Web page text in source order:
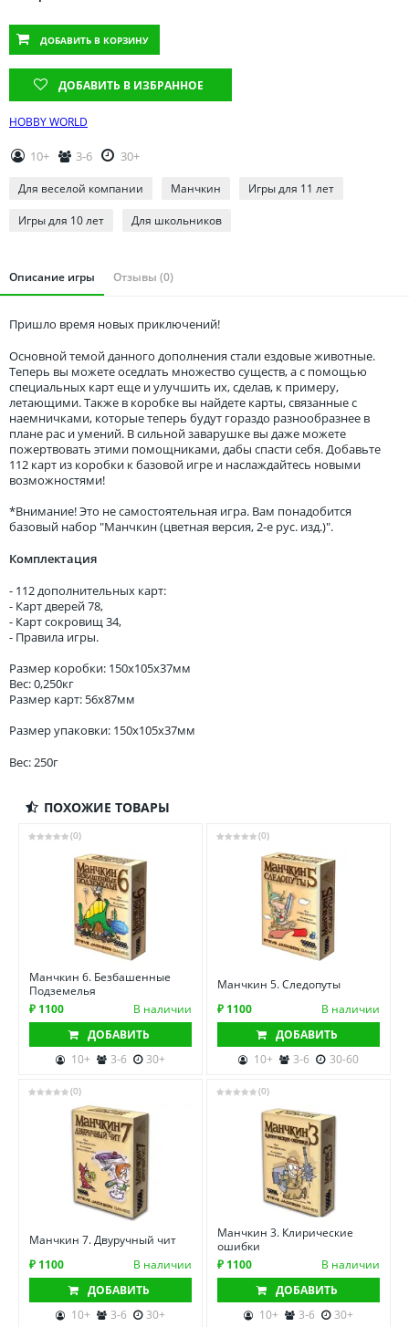
Томская область
Удмуртия
Ульяновская область
ДОБАВИТЬ В КОРЗИНУ
ДОБАВИТЬ В ИЗБРАННОЕ
HOBBY WORLD
10+ 3-6 30+
Для веселой компании Манчкин Игры для 11 лет
Игры для 10 лет Для школьников
Описание игры Отзывы (0)
Пришло время новых приключений!
Основной темой данного дополнения стали ездовые животные.
Теперь вы можете оседлать множество существ, а с помощью
специальных карт еще и улучшить их, сделав, к примеру,
летающими. Также в коробке вы найдете карты, связанные с
наемничками, которые теперь будут гораздо разнообразнее в
плане рас и умений. В сильной заварушке вы даже можете
пожертвовать этими помощниками, дабы спасти себя. Добавьте
112 карт из коробки к базовой игре и наслаждайтесь новыми
возможностями!
*Внимание! Это не самостоятельная игра. Вам понадобится
базовый набор "Манчкин (цветная версия, 2-е рус. изд.)".
Комплектация
- 112 дополнительных карт:
- Карт дверей 78,
- Карт сокровищ 34,
- Правила игры.
Размер коробки: 150x105x37мм
Вес: 0,250кг
Размер карт: 56х87мм
Размер упаковки: 150x105x37мм
Вес: 250г
ПОХОЖИЕ ТОВАРЫ
(0)
Манчкин 6. Безбашенные
Подземелья
₽ 1100
В наличии
ДОБАВИТЬ
10+
3-6 30+
(0)
Манчкин 5. Следопуты
₽ 1100
В наличии
ДОБАВИТЬ
10+
3-6 30-60
(0)
Манчкин 7. Двуручный чит
₽ 1100
В наличии
ДОБАВИТЬ
10+
3-6 30+
(0)
Манчкин 3. Клирические
ошибки
₽ 1100
В наличии
ДОБАВИТЬ
10+
3-6 30+